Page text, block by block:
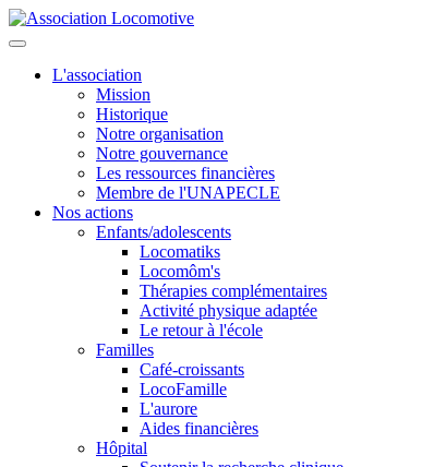
L'association
Mission
Historique
Notre organisation
Notre gouvernance
Les ressources financières
Membre de l'UNAPECLE
Nos actions
Enfants/adolescents
Locomatiks
Locomôm's
Thérapies complémentaires
Activité physique adaptée
Le retour à l'école
Familles
Café-croissants
LocoFamille
L'aurore
Aides financières
Hôpital